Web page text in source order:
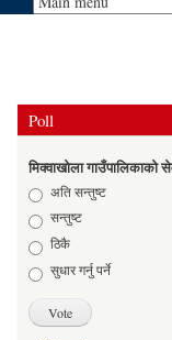
Poll
मिक्वाखोला गाउँपालिकाको
Choicesअति सन्तुष्ट
सन्तुष्ट
ठिकै
सुधार गर्नु पर्ने